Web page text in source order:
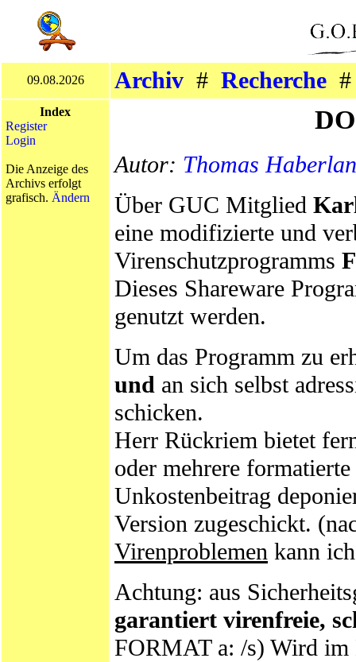
09.08.2026 Archiv # Recherche
Index
Register
Login
Die Anzeige des
Archivs erfolgt
grafisch. Ändern
Autor: Thomas
Über GUC Mitglied
eine modifizierte und
Virenschutzprogramms
Dieses Shareware
genutzt werden.
Um das Programm zu
und an sich selbst
schicken.
Herr Rückriem bietet
oder mehrere
Unkostenbeitrag
Version zugeschickt.
Virenproblemen kann
Achtung: aus
garantiert virenfreie,
FORMAT a: /s) Wird im